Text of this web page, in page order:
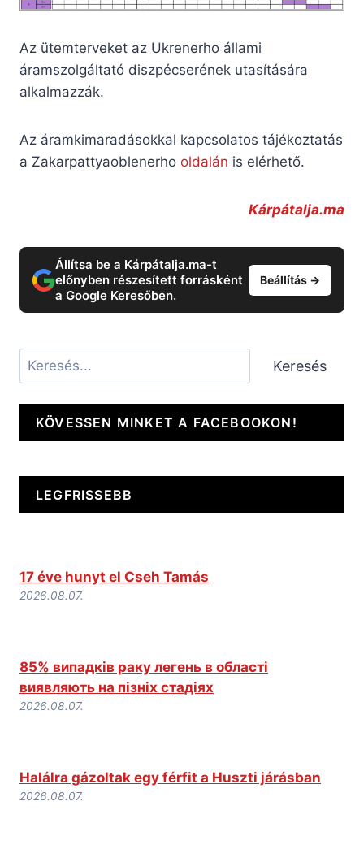
Az ütemterveket az Ukrenerho állami
áramszolgáltató diszpécserének utasítására
alkalmazzák.
Az áramkimaradásokkal kapcsolatos tájékoztatás
a Zakarpattyaoblenerho oldalán is elérhető.
Kárpátalja.ma
Állítsa be a Kárpátalja.ma-t
előnyben részesített forrásként
a Google Keresőben.
Beállítás →
Keresés Keresés
KÖVESSEN MINKET A FACEBOOKON!
LEGFRISSEBB
17 éve hunyt el Cseh Tamás
2026.08.07.
85% випадків раку легень в області
виявляють на пізніх стадіях
2026.08.07.
Halálra gázoltak egy férfit a Huszti járásban
2026.08.07.